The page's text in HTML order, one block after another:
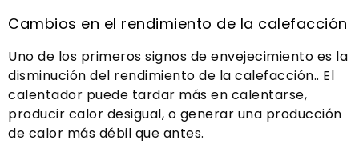
Cambios en el rendimiento de la calefacción
Uno de los primeros signos de envejecimiento es la
disminución del rendimiento de la calefacción.. El
calentador puede tardar más en calentarse,
producir calor desigual, o generar una producción
de calor más débil que antes.